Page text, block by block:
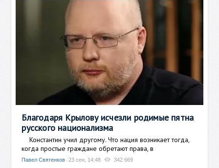
Благодаря Крылову исчезли родимые пятна
русского национализма
Константин учил другому. Что нация возникает тогда,
когда простые граждане обретают права, в
Павел Святенков 23 сен, 14:48 342 669